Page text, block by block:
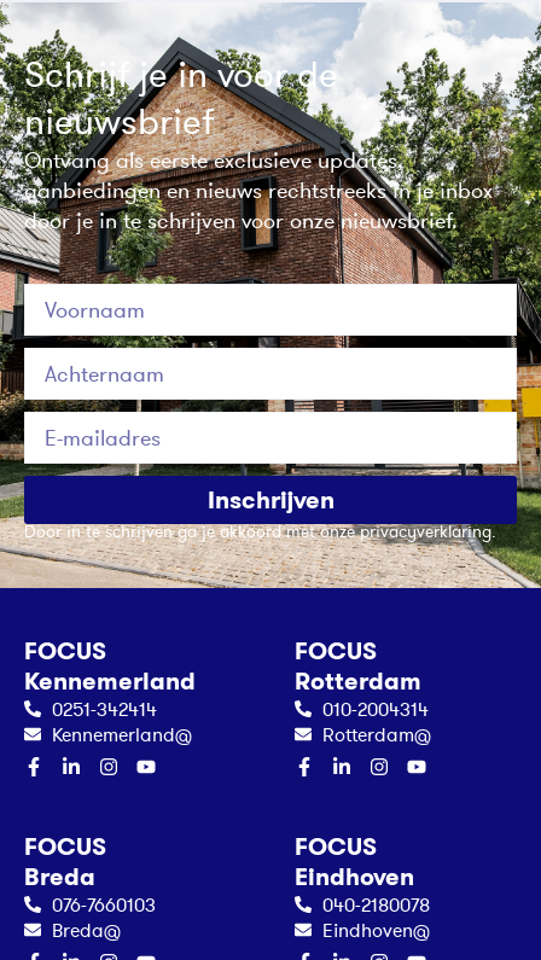
Schrijf je in voor de
nieuwsbrief
Ontvang als eerste exclusieve updates,
aanbiedingen en nieuws rechtstreeks in je inbox
door je in te schrijven voor onze nieuwsbrief.
Inschrijven
Door in te schrijven ga je akkoord met onze privacyverklaring.
FOCUS
Kennemerland
0251-342414
Kennemerland@
FOCUS
Rotterdam
010-2004314
Rotterdam@
FOCUS
Breda
076-7660103
Breda@
FOCUS
Eindhoven
040-2180078
Eindhoven@